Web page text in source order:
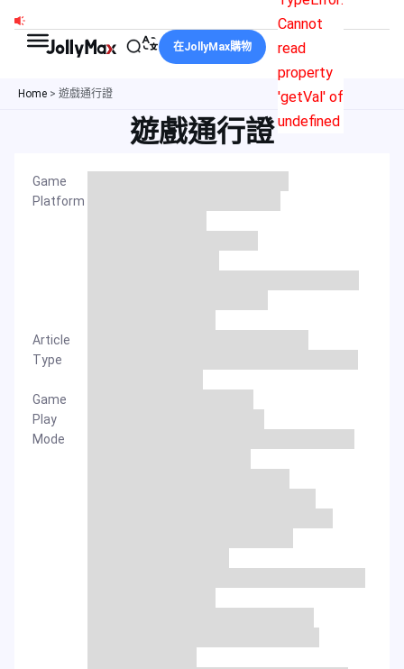
Cannot
read
property
'getVal' of
undefined
在JollyMax購物
Home > 遊戲通行證
遊戲通行證
Game
Platform
Article
Type
Game
Play
Mode